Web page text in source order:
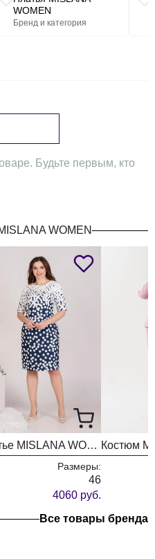
WOMEN
Бренд и категория
Будьте первым, кто
WOMEN
Платье MISLANA WOMEN 728/1
Размеры:
46
4060 руб.
Все товары бренда